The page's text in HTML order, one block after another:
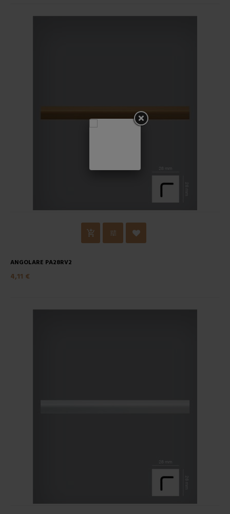
ANGOLARE PA28RV2
4,11 €